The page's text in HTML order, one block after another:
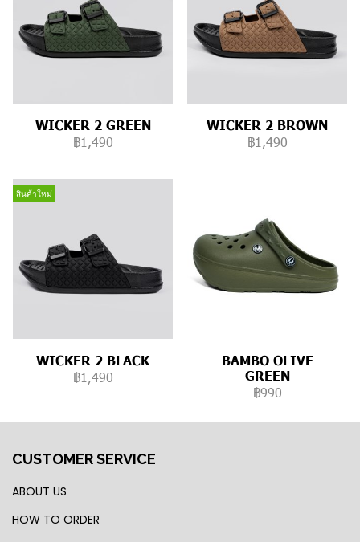
WICKER 2 GREEN
฿1,490
WICKER 2 BROWN
฿1,490
สินค้าใหม่
WICKER 2 BLACK
฿1,490
BAMBO OLIVE
GREEN
฿990
CUSTOMER SERVICE
ABOUT US
HOW TO ORDER